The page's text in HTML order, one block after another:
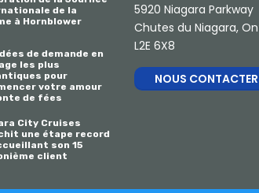
de la
à Hornblower
de demande en
les plus
pour
votre amour
de fées
City Cruises
une étape record
son 15
client
5920 Niagara Parkway
Chutes du Niagara,
L2E 6X8
NOUS CONTACTER